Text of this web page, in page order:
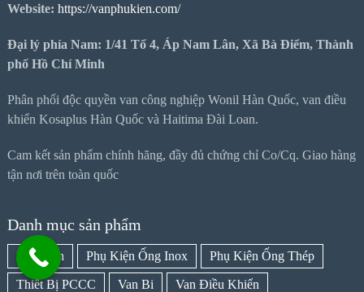
Website: https://vanphukien.com/
Đại lý phía Nam: 1/41 Tổ 4, Áp Nam Lân, Xã Bà Điểm, Thành
phố Hồ Chí Minh
Phân phối độc quyền van công nghiệp Wonil Hàn Quốc, van điều
khiển Kosaplus Hàn Quốc và Haitima Đài Loan.
Cam kết sản phẩm chính hãng, đầy đủ chứng chỉ Co/Cq. Giao hàng
tận nơi trên toàn quốc
Danh mục sản phẩm
Mặt Bích Phụ Kiện Ống Inox Phụ Kiện Ống Thép
Thiết Bị PCCC Van Bi Van Điều Khiển